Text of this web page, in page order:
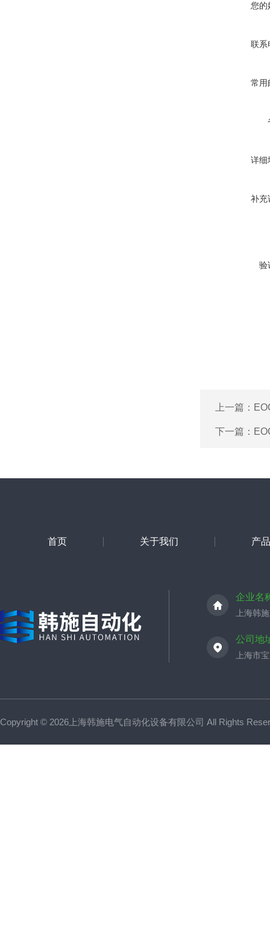
您的
联系
常用
详细
补充
验
上一篇：
下一篇：
首页 关于我们 产
企业名
上海韩
公司地
上海市
Copyright © 2026上海韩施电气自动化设备有限公司 All Rights